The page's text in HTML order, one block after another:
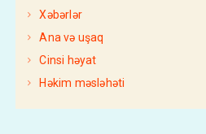
Xəbərlər
Ana və uşaq
Cinsi həyat
Həkim məsləhəti